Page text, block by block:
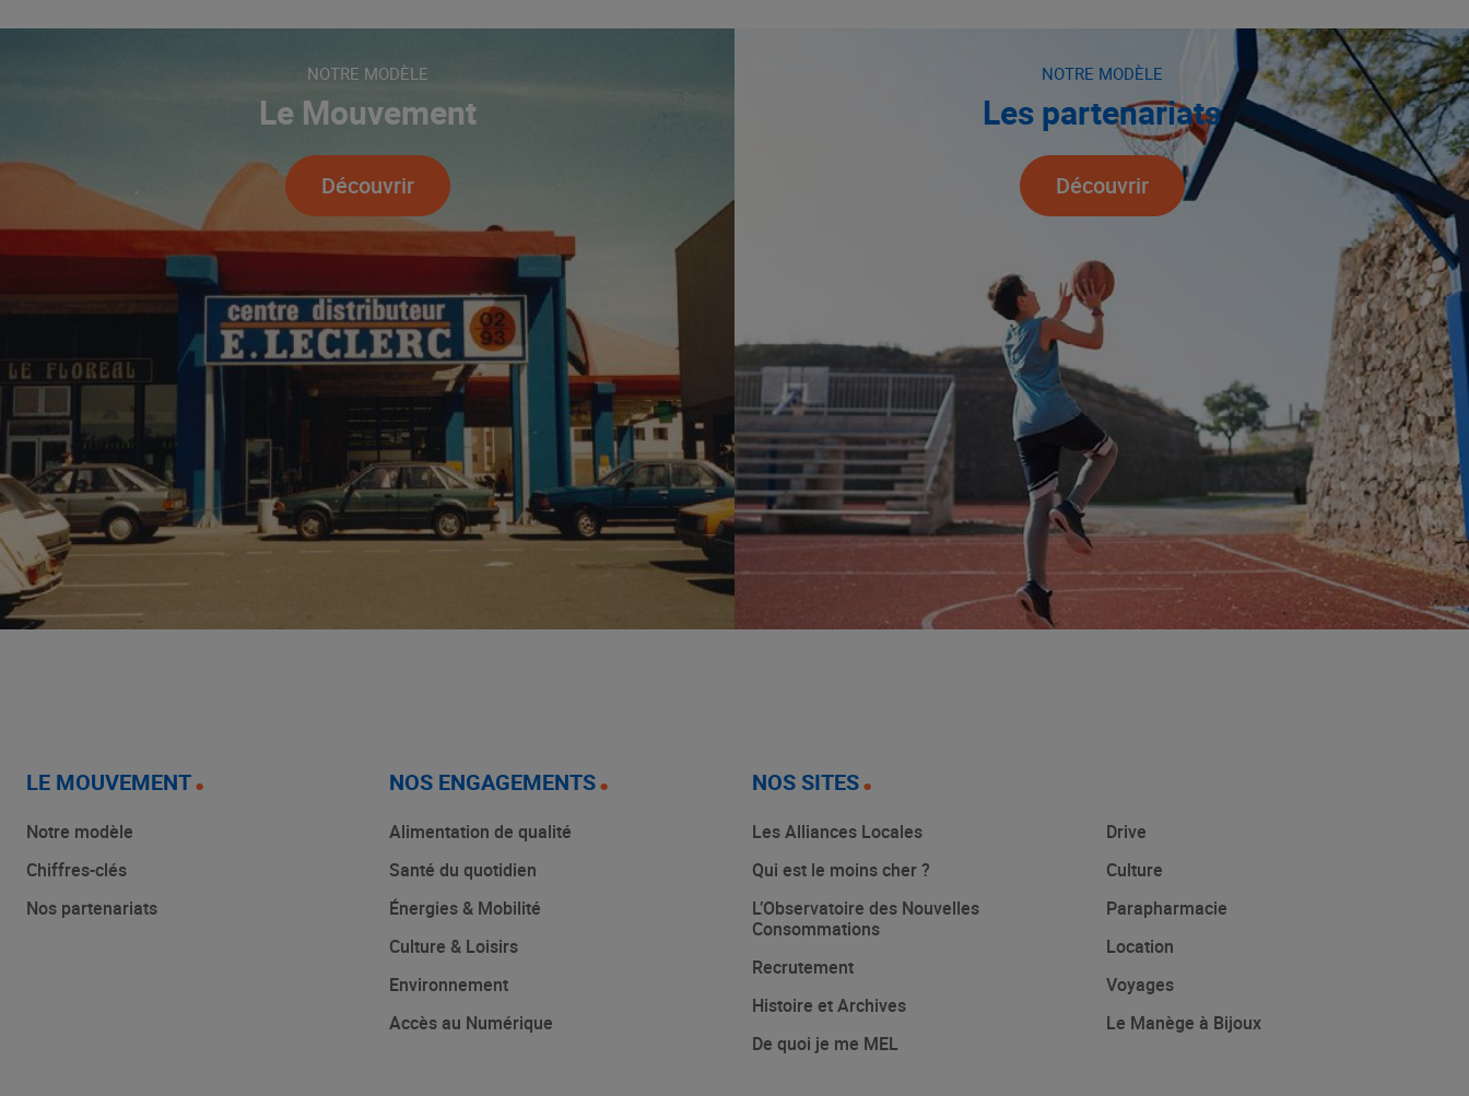
NOTRE MODÈLE
Le Mouvement
Découvrir
NOTRE MODÈLE
Les partenariats
Découvrir
LE MOUVEMENT
Notre modèle
Chiffres-clés
Nos partenariats
NOS ENGAGEMENTS
Alimentation de qualité
Santé du quotidien
Énergies & Mobilité
Culture & Loisirs
Environnement
Accès au Numérique
NOS SITES
Les Alliances Locales
Qui est le moins cher ?
L’Observatoire des Nouvelles
Consommations
Recrutement
Histoire et Archives
De quoi je me MEL
Drive
Culture
Parapharmacie
Location
Voyages
Le Manège à Bijoux